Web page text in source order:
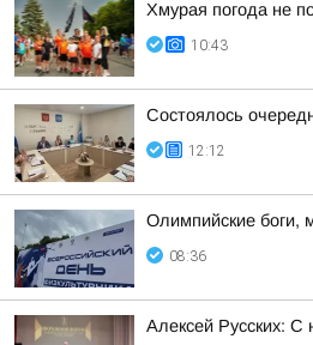
Хмурая погода не
10:43
Состоялось
12:12
Олимпийские боги,
08:36
Алексей Русских: